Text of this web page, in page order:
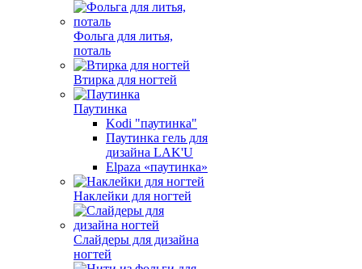
Фольга для литья,
поталь
Втирка для ногтей
Паутинка
Kodi "паутинка"
Паутинка гель для
дизайна LAK'U
Elpaza «паутинка»
Наклейки для ногтей
Слайдеры для дизайна
ногтей